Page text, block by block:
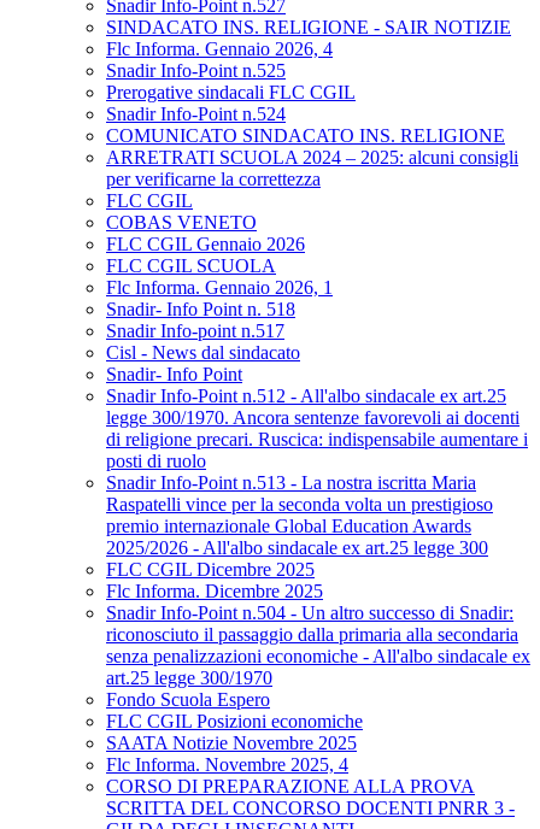
Snadir Info-Point n.527
SINDACATO INS. RELIGIONE - SAIR NOTIZIE
Flc Informa. Gennaio 2026, 4
Snadir Info-Point n.525
Prerogative sindacali FLC CGIL
Snadir Info-Point n.524
COMUNICATO SINDACATO INS. RELIGIONE
ARRETRATI SCUOLA 2024 – 2025: alcuni consigli
per verificarne la correttezza
FLC CGIL
COBAS VENETO
FLC CGIL Gennaio 2026
FLC CGIL SCUOLA
Flc Informa. Gennaio 2026, 1
Snadir- Info Point n. 518
Snadir Info-point n.517
Cisl - News dal sindacato
Snadir- Info Point
Snadir Info-Point n.512 - All'albo sindacale ex art.25
legge 300/1970. Ancora sentenze favorevoli ai docenti
di religione precari. Ruscica: indispensabile aumentare i
posti di ruolo
Snadir Info-Point n.513 - La nostra iscritta Maria
Raspatelli vince per la seconda volta un prestigioso
premio internazionale Global Education Awards
2025/2026 - All'albo sindacale ex art.25 legge 300
FLC CGIL Dicembre 2025
Flc Informa. Dicembre 2025
Snadir Info-Point n.504 - Un altro successo di Snadir:
riconosciuto il passaggio dalla primaria alla secondaria
senza penalizzazioni economiche - All'albo sindacale ex
art.25 legge 300/1970
Fondo Scuola Espero
FLC CGIL Posizioni economiche
SAATA Notizie Novembre 2025
Flc Informa. Novembre 2025, 4
CORSO DI PREPARAZIONE ALLA PROVA
SCRITTA DEL CONCORSO DOCENTI PNRR 3 -